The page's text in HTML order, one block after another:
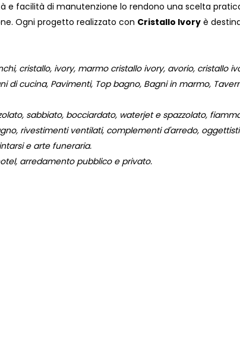
e facilità di manutenzione lo rendono una scelta
Ogni progetto realizzato con Cristallo Ivory è
cristallo, ivory, marmo cristallo ivory, avorio, cristallo
di cucina, Pavimenti, Top bagno, Bagni in marmo,
sabbiato, bocciardato, waterjet e spazzolato,
rivestimenti ventilati, complementi d'arredo,
e arte funeraria.
arredamento pubblico e privato.